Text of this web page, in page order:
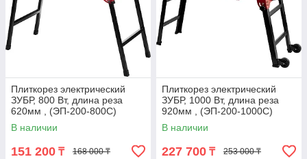
Плиткорез электрический
ЗУБР, 800 Вт, длина реза
620мм , (ЭП-200-800С)
В наличии
151 200 ₸ 168 000 ₸
Плиткорез электрический
ЗУБР, 1000 Вт, длина реза
920мм , (ЭП-200-1000С)
В наличии
227 700 ₸ 253 000 ₸